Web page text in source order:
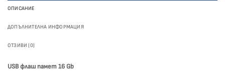
ОПИСАНИЕ
ДОПЪЛНИТЕЛНА ИНФОРМАЦИЯ
ОТЗИВИ (0)
USB флаш памет 16 Gb